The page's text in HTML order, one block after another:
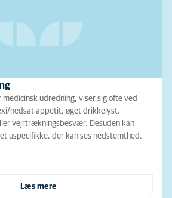
medicinsk udredning, viser sig ofte ved
nedsat appetit, øget drikkelyst,
vejrtrækningsbesvær. Desuden kan
uspecifikke, der kan ses nedstemthed,
Læs mere